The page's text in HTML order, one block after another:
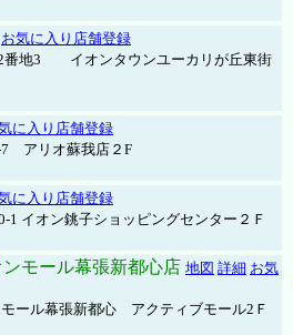
お気に入り店舗登録
番地3 イオンタウンユーカリが丘東街
に入り店舗登録
7 アリオ蘇我店２F
に入り店舗登録
1 イオン銚子ショッピングセンター２Ｆ
モール幕張新都心店 地図 詳細 お気
ール幕張新都心 アクティブモール2Ｆ